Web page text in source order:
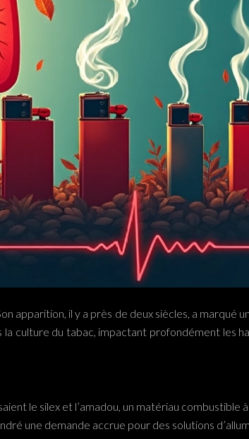
apparition, il y a près de deux siècles, a marqué
culture du tabac, impactant profondément les
le silex et l’amadou, un matériau combustible à
une demande accrue pour des solutions